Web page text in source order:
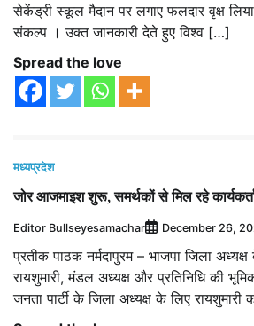
सेकेंड्री स्कूल मैदान पर लगाए फलदार वृक्ष
संकल्प । उक्त जानकारी देते हुए विश्व […]
Spread the love
मध्यप्रदेश
जोर आजमाइश शुरू, समर्थकों से मिल रहे
Editor Bullseyesamachar December 26,
प्रतीक पाठक नर्मदापुरम – भाजपा जिला
रायशुमारी, मंडल अध्यक्ष और प्रतिनिधि की
जनता पार्टी के जिला अध्यक्ष के लिए